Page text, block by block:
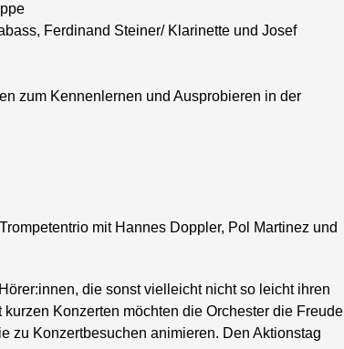
Ferdinand Steiner/ Klarinette und Josef
zum Kennenlernen und Ausprobieren in der
mit Hannes Doppler, Pol Martinez und
die sonst vielleicht nicht so leicht ihren
Konzerten möchten die Orchester die Freude
zu Konzertbesuchen animieren. Den Aktionstag